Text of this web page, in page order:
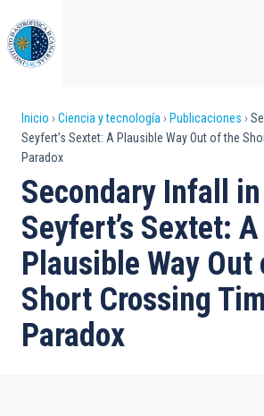
al
contenido
principal
Sobrescribir
enlaces
de
ayuda
a
la
navegación
Inicio Ciencia y tecnología Publicaciones
Seyfert’s Sextet: A Plausible Way Out of the
Paradox
Secondary Infall
Seyfert’s Sextet: A
Plausible Way Out
Short Crossing
Paradox